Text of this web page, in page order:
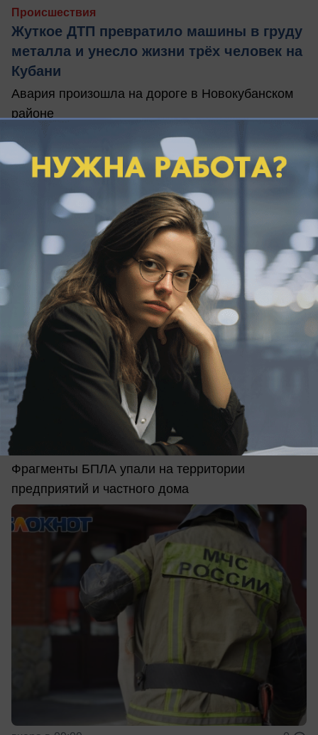
Происшествия
Жуткое ДТП превратило машины в груду
металла и унесло жизни трёх человек на
Кубани
Авария произошла на дороге в Новокубанском
районе
вчера в 09:51
Происшествия
Обломки дрона ВСУ вызвали пожар в
Фрагменты БПЛА упали на территории
предприятий и частного дома